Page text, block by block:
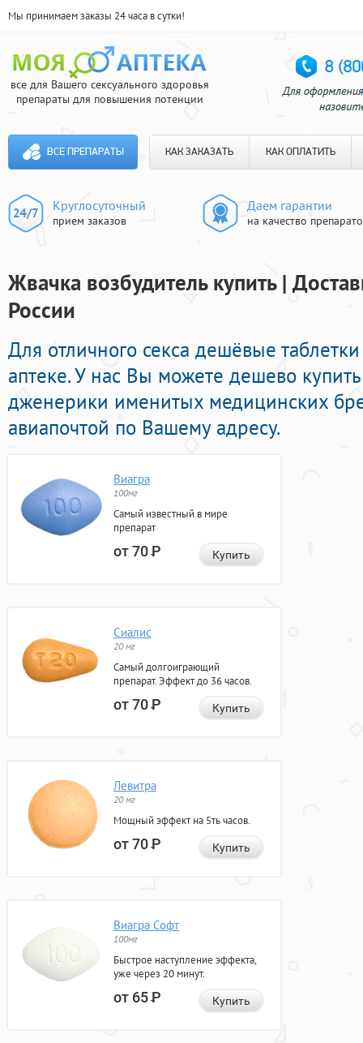
Мы принимаем заказы 24 часа в сутки!
все для Вашего сексуального здоровья
препараты для повышения потенции
ВСЕ ПРЕПАРАТЫ КАК ЗАКАЗАТЬ КАК ОПЛАТИТЬ
Круглосуточный
прием заказов
Даем гарантии
на качество
Жвачка возбудитель купить |
России
Для отличного секса дешёвые
аптеке. У нас Вы можете дешево
дженерики именитых медицинских
авиапочтой по Вашему адресу.
Виагра
100мг
Самый известный в мире
препарат
от 70Р Купить
Сиалис
20 мг
Самый долгоиграющий
препарат. Эффект до 36 часов.
от 70Р Купить
Левитра
20 мг
Мощный эффект на 5ть часов.
от 70Р Купить
Виагра Софт
100мг
Быстрое наступление эффекта,
уже через 20 минут.
от 65Р Купить